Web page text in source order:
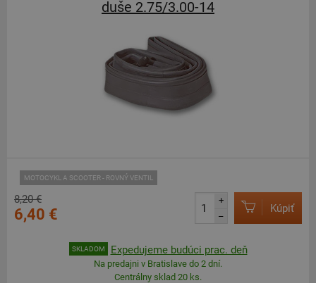
duše 2.75/3.00-14
MOTOCYKL A SCOOTER - ROVNÝ VENTIL
8,20 €
6,40 €
+
–
Kúpiť
SKLADOM Expedujeme budúci prac. deň
Na predajni v Bratislave do 2 dní.
Centrálny sklad 20 ks.